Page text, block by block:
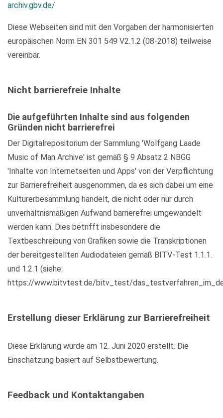
archiv.gbv.de/
Diese Webseiten sind mit den Vorgaben der harmonisierten
europäischen Norm EN 301 549 V2.1.2 (08-2018) teilweise
vereinbar.
Nicht barrierefreie Inhalte
Die aufgeführten Inhalte sind aus folgenden
Gründen nicht barrierefrei
Der Digitalrepositorium der Sammlung 'Wolfgang Laade
Music of Man Archive' ist gemäß § 9 Absatz 2 NBGG
'Inhalte von Internetseiten und Apps' von der Verpflichtung
zur Barrierefreiheit ausgenommen, da es sich dabei um eine
Kulturerbesammlung handelt, die nicht oder nur durch
unverhältnismäßigen Aufwand barrierefrei umgewandelt
werden kann. Dies betrifft insbesondere die
Textbeschreibung von Grafiken sowie die Transkriptionen
der bereitgestellten Audiodateien gemäß BITV-Test 1.1.1.
und 1.2.1 (siehe:
https://www.bitvtest.de/bitv_test/
Erstellung dieser Erklärung zur Barrierefreiheit
Diese Erklärung wurde am 12. Juni 2020 erstellt. Die
Einschätzung basiert auf Selbstbewertung.
Feedback und Kontaktangaben